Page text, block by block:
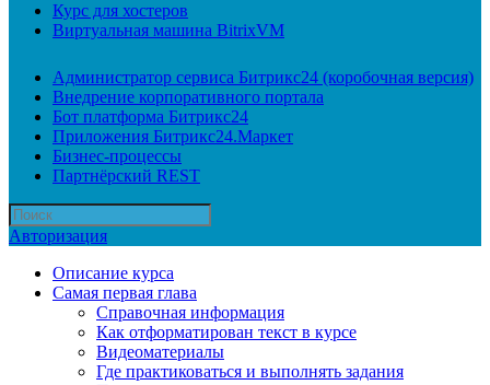
Курс для хостеров
Виртуальная машина BitrixVM
Администратор сервиса Битрикс24 (коробочная версия)
Внедрение корпоративного портала
Бот платформа Битрикс24
Приложения Битрикс24.Маркет
Бизнес-процессы
Партнёрский REST
Авторизация
Описание курса
Самая первая глава
Справочная информация
Как отформатирован текст в курсе
Видеоматериалы
Где практиковаться и выполнять задания